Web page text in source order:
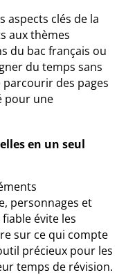
aspects clés de la
aux thèmes
du bac français ou
du temps sans
des pages
pour une
en un seul
personnages et
évite les
sur ce qui compte
précieux pour les
temps de révision.